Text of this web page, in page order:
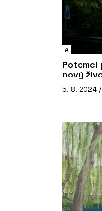
A
Potomci
nový
5. 8. 2024 /